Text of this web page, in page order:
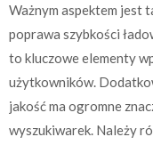
Ważnym aspektem jest
poprawa szybkości
to kluczowe elementy
użytkowników.
jakość ma ogromne
wyszukiwarek. Należy